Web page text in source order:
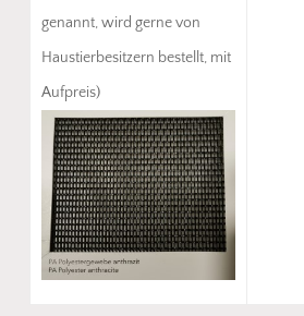
genannt, wird gerne von
Haustierbesitzern bestellt, mit
Aufpreis)